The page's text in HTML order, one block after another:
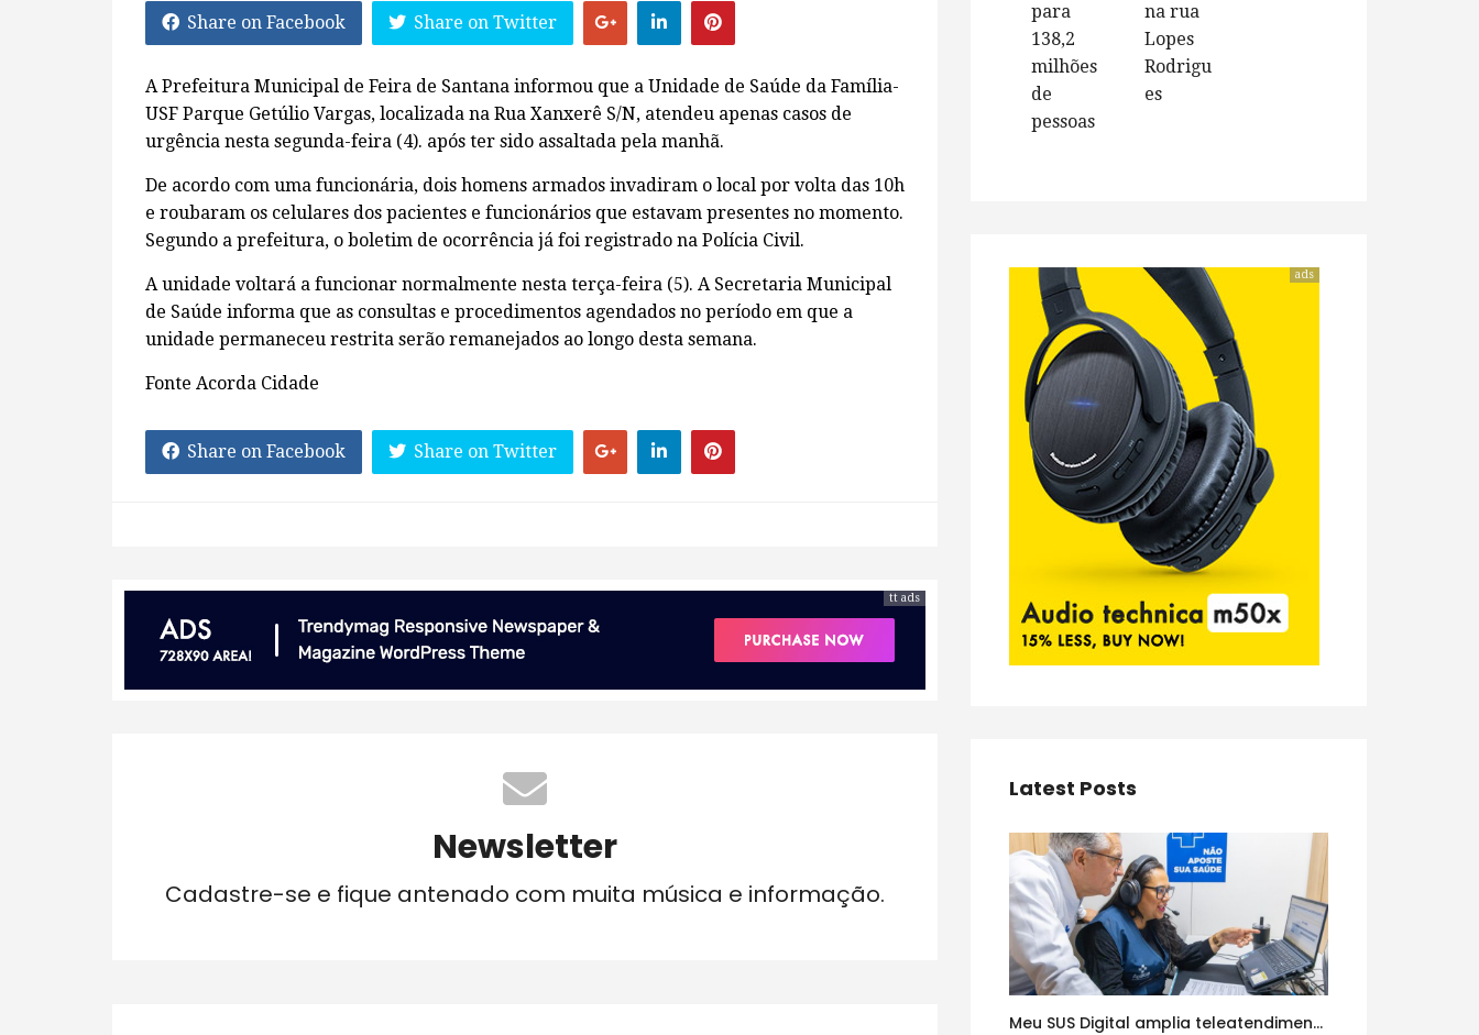
Share on Facebook Share on Twitter
A Prefeitura Municipal de Feira de Santana informou que a Unidade de Saúde da Família-
USF Parque Getúlio Vargas, localizada na Rua Xanxerê S/N, atendeu apenas casos de
urgência nesta segunda-feira (4). após ter sido assaltada pela manhã.
De acordo com uma funcionária, dois homens armados invadiram o local por volta das 10h
e roubaram os celulares dos pacientes e funcionários que estavam presentes no momento.
Segundo a prefeitura, o boletim de ocorrência já foi registrado na Polícia Civil.
A unidade voltará a funcionar normalmente nesta terça-feira (5). A Secretaria Municipal
de Saúde informa que as consultas e procedimentos agendados no período em que a
unidade permaneceu restrita serão remanejados ao longo desta semana.
Fonte Acorda Cidade
Share on Facebook Share on Twitter
tt ads
Newsletter
Cadastre-se e fique antenado com muita música e informação.
para
138,2
milhões
de
pessoas
na rua
Lopes
Rodrigu
es
ads
Latest Posts
Meu SUS Digital amplia teleatendimentos para pessoas com problemas com jogos e apostas